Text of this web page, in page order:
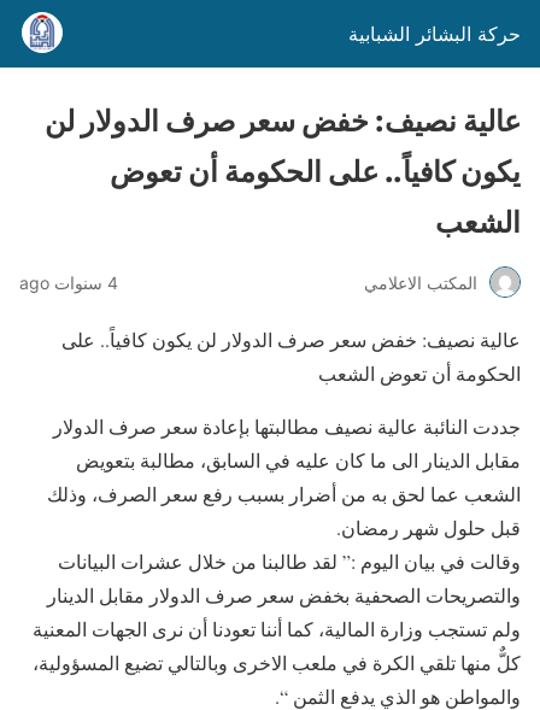
حركة البشائر الشبابية
عالية نصيف: خفض سعر صرف الدولار لن
يكون كافياً.. على الحكومة أن تعوض
الشعب
المكتب الاعلامي 4 سنوات ago
عالية نصيف: خفض سعر صرف الدولار لن يكون كافياً.. على
الحكومة أن تعوض الشعب
جددت النائبة عالية نصيف مطالبتها بإعادة سعر صرف الدولار
مقابل الدينار الى ما كان عليه في السابق، مطالبة بتعويض
الشعب عما لحق به من أضرار بسبب رفع سعر الصرف، وذلك
قبل حلول شهر رمضان.
وقالت في بيان اليوم :” لقد طالبنا من خلال عشرات البيانات
والتصريحات الصحفية بخفض سعر صرف الدولار مقابل الدينار
ولم تستجب وزارة المالية، كما أننا تعودنا أن نرى الجهات المعنية
كلٌّ منها تلقي الكرة في ملعب الاخرى وبالتالي تضيع المسؤولية،
والمواطن هو الذي يدفع الثمن “.